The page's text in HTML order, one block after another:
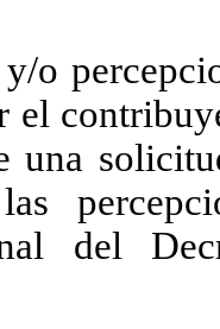
o
el
una
del